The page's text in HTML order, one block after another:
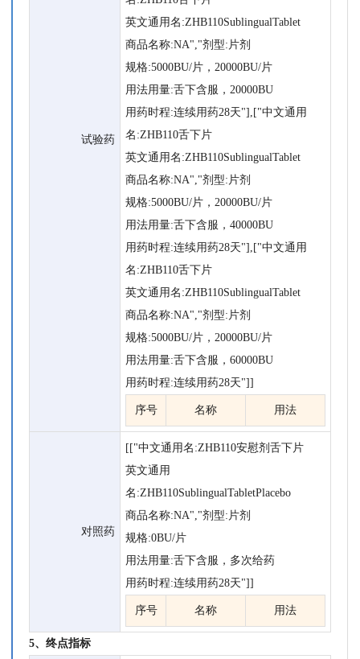
试验药
英文通用名:ZHB110SublingualTablet
商品名称:NA","剂型:片剂
规格:5000BU/片，20000BU/片
用法用量:舌下含服，20000BU
用药时程:连续用药28天"],["中文通用
名:ZHB110舌下片
英文通用名:ZHB110SublingualTablet
商品名称:NA","剂型:片剂
规格:5000BU/片，20000BU/片
用法用量:舌下含服，40000BU
用药时程:连续用药28天"],["中文通用
名:ZHB110舌下片
英文通用名:ZHB110SublingualTablet
商品名称:NA","剂型:片剂
规格:5000BU/片，20000BU/片
用法用量:舌下含服，60000BU
用药时程:连续用药28天"]]
序号 名称 用法
对照药
[["中文通用名:ZHB110安慰剂舌下片
英文通用
名:ZHB110SublingualTabletPlacebo
商品名称:NA","剂型:片剂
规格:0BU/片
用法用量:舌下含服，多次给药
用药时程:连续用药28天"]]
序号 名称 用法
5、终点指标